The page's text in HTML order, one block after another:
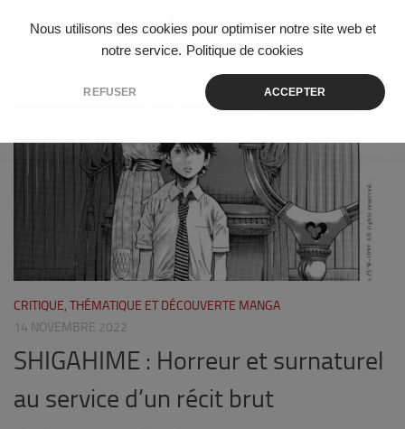
Nous utilisons des cookies pour optimiser notre site web et
notre service. Politique de cookies
REFUSER ACCEPTER
Skip to content
CRITIQUE, THÉMATIQUE ET DÉCOUVERTE MANGA
14 NOVEMBRE 2022
SHIGAHIME : Horreur et surnaturel
au service d’un récit brut